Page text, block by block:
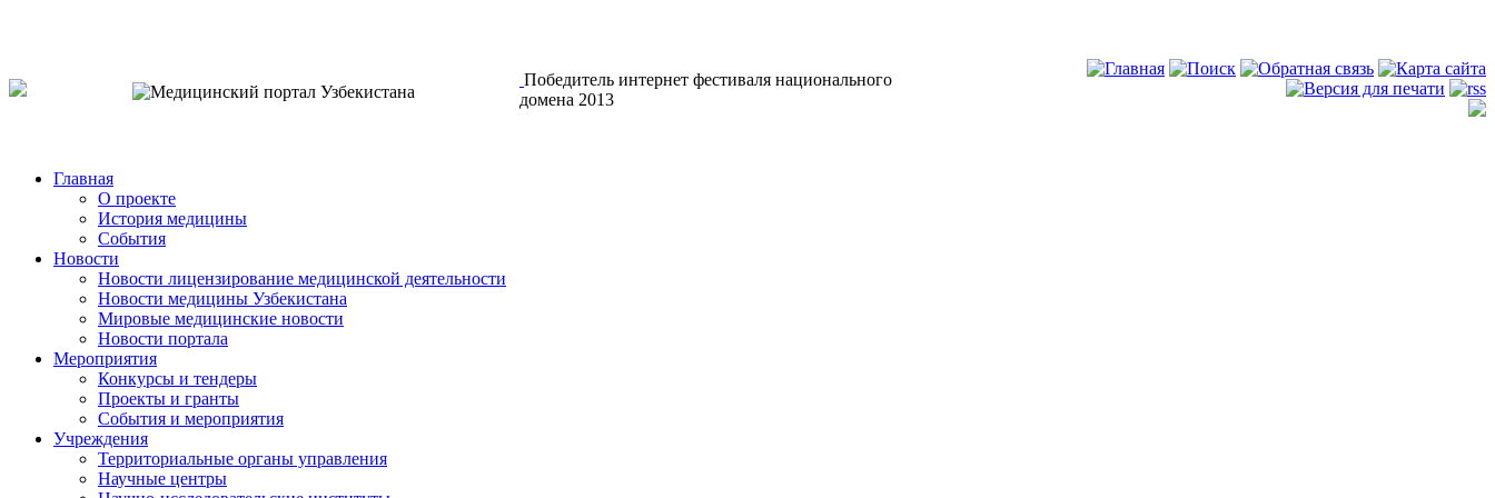
Победитель интернет фестиваля национального
домена 2013
Главная
О проекте
История медицины
События
Новости
Новости лицензирование медицинской деятельности
Новости медицины Узбекистана
Мировые медицинские новости
Новости портала
Мероприятия
Конкурсы и тендеры
Проекты и гранты
События и мероприятия
Учреждения
Территориальные органы управления
Научные центры